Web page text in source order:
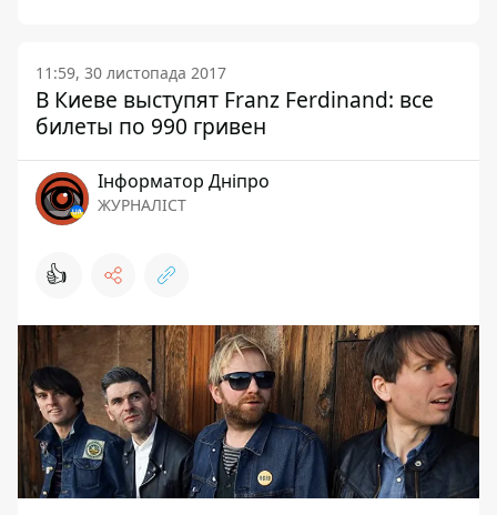
11:59, 30 листопада 2017
В Киеве выступят Franz Ferdinand: все
билеты по 990 гривен
Інформатор Дніпро
ЖУРНАЛІСТ
👍